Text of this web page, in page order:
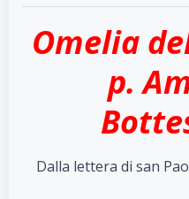
Omelia
p.
Dalla lettera di san